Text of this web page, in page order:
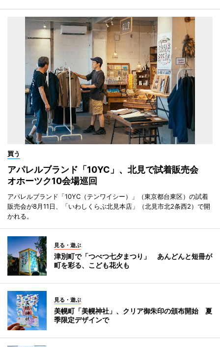
買う
アパレルブランド「10YC」、北見で試着販売会
オホーツク10会場巡回
アパレルブランド「10YC（テンワイシー）」（東京都台東区）の試着
販売会が8月11日、「いわしくらぶ北見本店」（北見市北2条西2）で開
かれる。
見る・遊ぶ
津別町で「つべつ七夕まつり」 あんどんと短冊が
町を彩る、こども花火も
見る・遊ぶ
美幌町「美幌神社」、クリア御朱印の頒布開始 夏
季限定デザインで